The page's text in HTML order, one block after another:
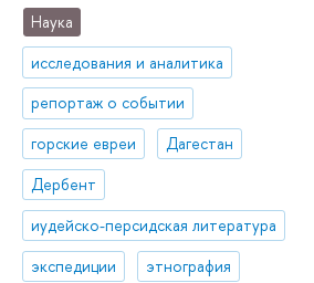
Наука
исследования и аналитика
репортаж о событии
горские евреи
Дагестан
Дербент
иудейско-персидская литература
экспедиции
этнография